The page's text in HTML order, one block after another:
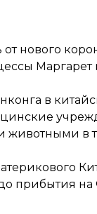
нового
Маргарет
в
животными в
до прибытия